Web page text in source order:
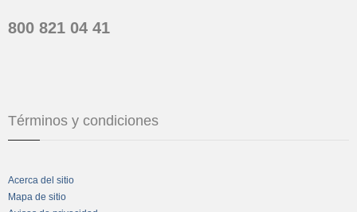
800 821 04 41
Términos y condiciones
Acerca del sitio
Mapa de sitio